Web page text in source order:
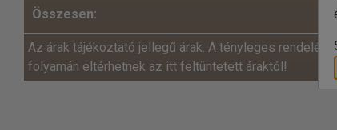
Összesen:
Az árak tájékoztató jellegű árak. A tényleges rendelés
folyamán eltérhetnek az itt feltüntetett áraktól!